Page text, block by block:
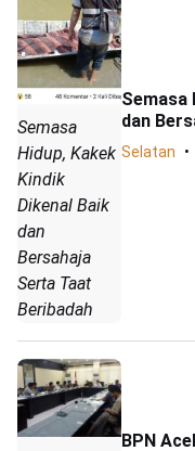
Semasa
Hidup, Kakek
Kindik
Dikenal Baik
dan
Bersahaja
Serta Taat
Beribadah
Semasa
dan
Selatan
BPN